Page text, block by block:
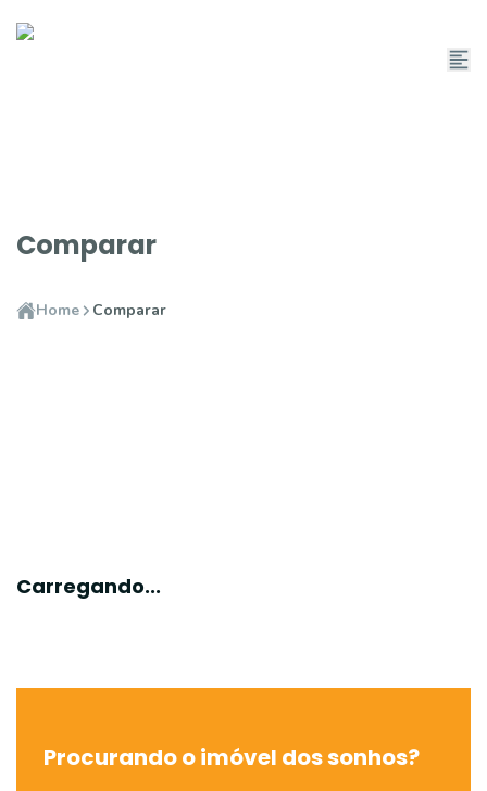
Comparar
Home Comparar
Carregando...
Procurando o imóvel dos sonhos?